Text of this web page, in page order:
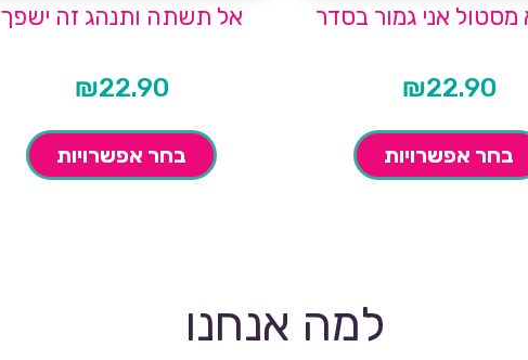
מסטול אני גמור בסדר
₪22.90
בחר אפשרויות
אל תשתה ותנהג זה ישפך
₪22.90
בחר אפשרויות
למה אנחנו